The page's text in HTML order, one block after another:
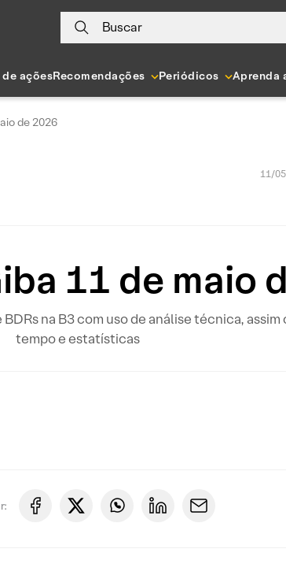
Buscar
açõesRecomendações Periódicos Aprenda
de 2026
11/
11 de maio
na B3 com uso de análise técnica,
tempo e estatísticas